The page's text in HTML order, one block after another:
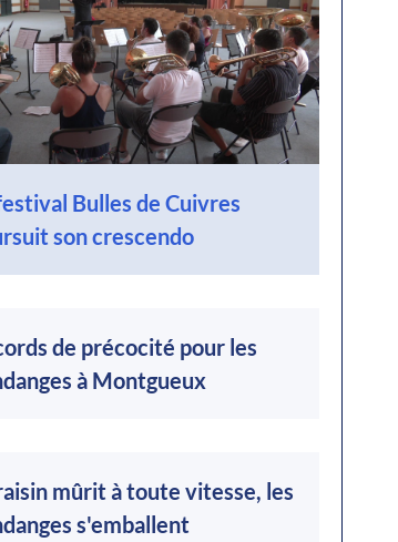
Bulles de Cuivres
son crescendo
de précocité pour les
à Montgueux
mûrit à toute vitesse, les
s'emballent